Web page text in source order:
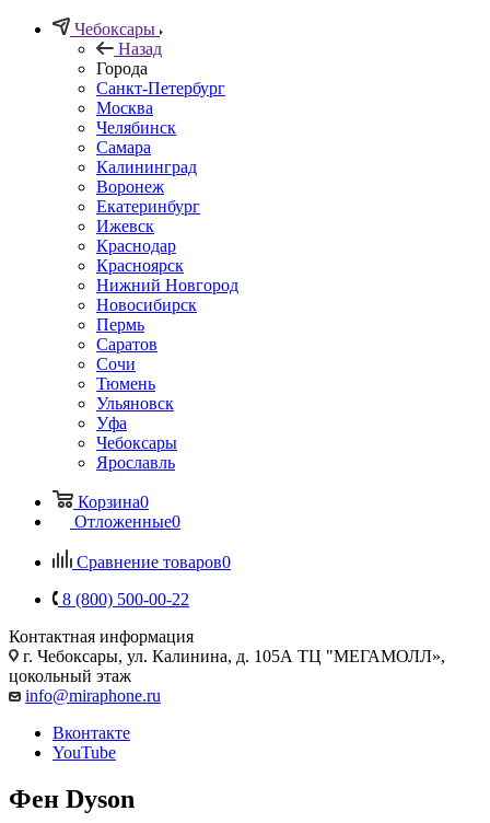
Чебоксары
Назад
Города
Санкт-Петербург
Москва
Челябинск
Самара
Калининград
Воронеж
Екатеринбург
Ижевск
Краснодар
Красноярск
Нижний Новгород
Новосибирск
Пермь
Саратов
Сочи
Тюмень
Ульяновск
Уфа
Чебоксары
Ярославль
Корзина0
Отложенные0
Сравнение товаров0
8 (800) 500-00-22
Контактная информация
г. Чебоксары, ул. Калинина, д. 105А ТЦ "МЕГАМОЛЛ»,
цокольный этаж
info@miraphone.ru
Вконтакте
YouTube
Фен Dyson